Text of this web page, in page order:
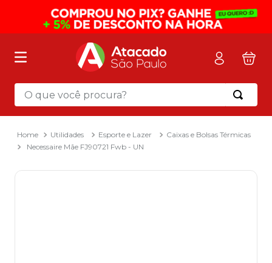
O que você procura?
Utilidades Esporte e Lazer
Caixas e Bolsas Térmicas
Necessaire Mãe FJ90721 Fwb - UN
Termos mais buscados
mochila
2º sacola
3º papel toalha